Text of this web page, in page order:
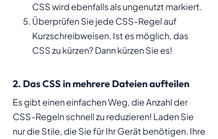
CSS wird ebenfalls als ungenutzt markiert.
Überprüfen Sie jede CSS-Regel auf
Kurzschreibweisen. Ist es möglich, das
CSS zu kürzen? Dann kürzen Sie es!
2. Das CSS in mehrere Dateien aufteilen
Es gibt einen einfachen Weg, die Anzahl der
CSS-Regeln schnell zu reduzieren! Laden Sie
nur die Stile, die Sie für Ihr Gerät benötigen. Ihre